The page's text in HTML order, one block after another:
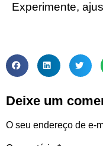
Experimente,
Deixe um
O seu endereço de e-